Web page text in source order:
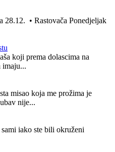
28.12. • Rastovača Ponedjeljak
koji prema dolascima na
imaju...
misao koja me prožima je
nije...
iako ste bili okruženi